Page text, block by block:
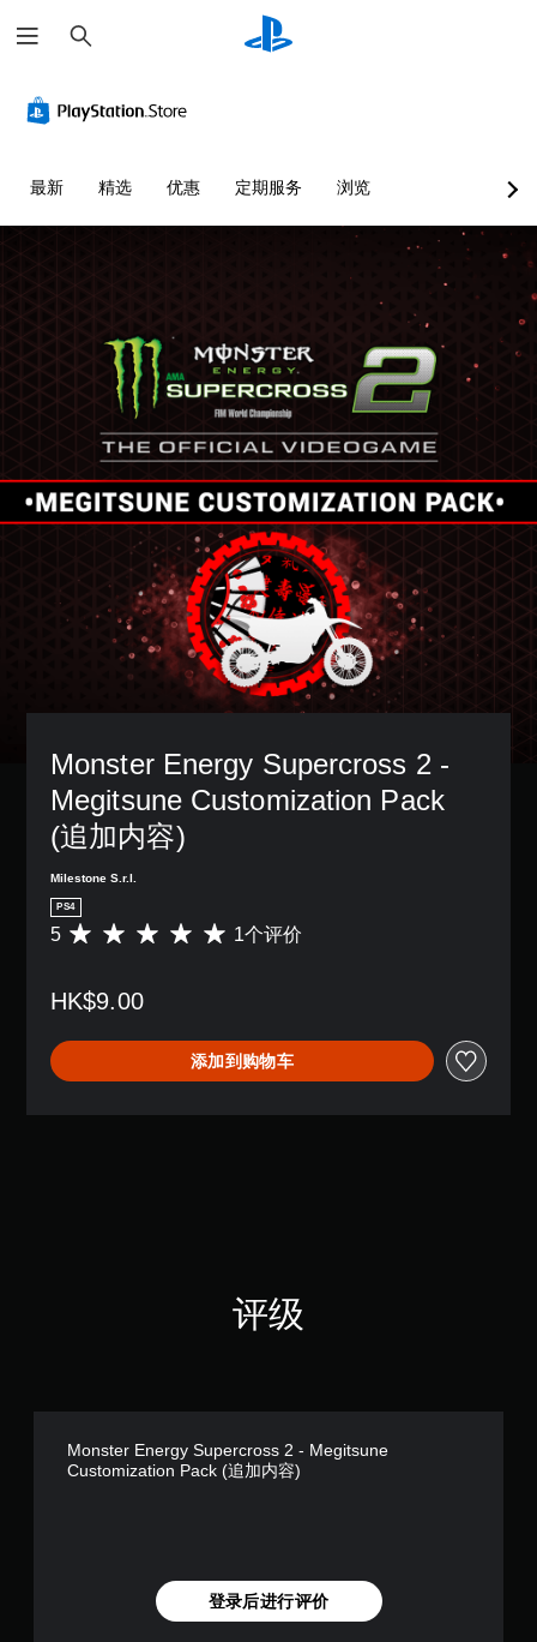
索
最新 精选 优惠 定期服务 浏览
Monster Energy Supercross 2 -
Megitsune Customization Pack
(追加内容)
Milestone S.r.l.
PS4
平
价
颗
星
（
5 1个评价
HK$9.00
添加到购物车
评级
Monster Energy Supercross 2 - Megitsune
Customization Pack (追加内容)
登录后进行评价